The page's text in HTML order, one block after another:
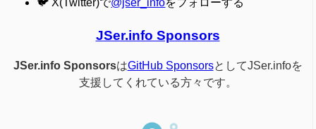
JSer.info Sponsors
JSer.info SponsorsはGitHub SponsorsとしてJSer.infoを
支援してくれている方々です。